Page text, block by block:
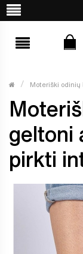
Moteriški odinių
geltoni
pirkti